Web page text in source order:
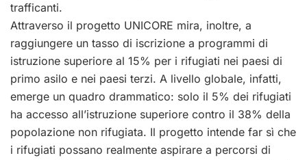
trafficanti.
Attraverso il progetto UNICORE mira, inoltre, a
raggiungere un tasso di iscrizione a programmi di
istruzione superiore al 15% per i rifugiati nei paesi di
primo asilo e nei paesi terzi. A livello globale, infatti,
emerge un quadro drammatico: solo il 5% dei rifugiati
ha accesso all’istruzione superiore contro il 38% della
popolazione non rifugiata. Il progetto intende far sì che
i rifugiati possano realmente aspirare a percorsi di